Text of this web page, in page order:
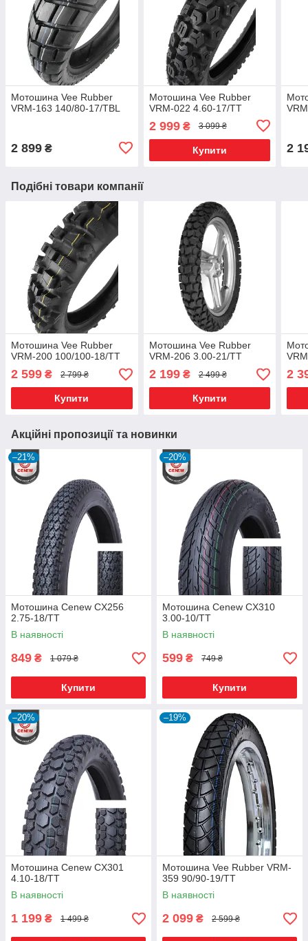
Мотошина Vee Rubber
VRM-163 140/80-17/TBL
2 899 ₴
Мотошина Vee Rubber
VRM-022 4.60-17/TT
2 999₴ 3 099 ₴
Купити 2
Подібні товари компанії
Мотошина Vee Rubber
VRM-200 100/100-18/TT
2 599 ₴ 2 799 ₴
Купити
Мотошина Vee Rubber
VRM-206 3.00-21/TT
2 199₴ 2 499 ₴
Купити
2
Акційні пропозиції та новинки
–21%
Мотошина Cenew CX256
2.75-18/TT
В наявності
849 ₴ 1 079 ₴
Купити
–20%
Мотошина Cenew CX310
3.00-10/TT
В наявності
599 ₴ 749 ₴
Купити
–20%
Мотошина Cenew CX301
4.10-18/TT
В наявності
1 199 ₴ 1 499 ₴
–19%
Мотошина Vee Rubber VRM-
359 90/90-19/TT
В наявності
2 099 ₴ 2 599 ₴